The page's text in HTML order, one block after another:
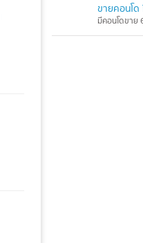
ขายคอนโด
มีคอนโดขาย